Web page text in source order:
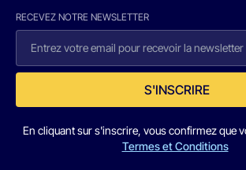
RECEVEZ NOTRE NEWSLETTER
S'INSCRIRE
En cliquant sur s'inscrire, vous confirmez que
Termes et Conditions